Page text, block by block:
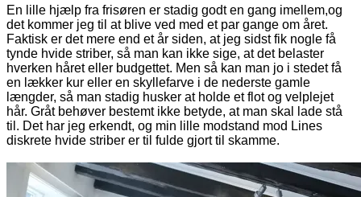
En lille hjælp fra frisøren er stadig godt en gang imellem,og
det kommer jeg til at blive ved med et par gange om året.
Faktisk er det mere end et år siden, at jeg sidst fik nogle få
tynde hvide striber, så man kan ikke sige, at det belaster
hverken håret eller budgettet. Men så kan man jo i stedet få
en lækker kur eller en skyllefarve i de nederste gamle
længder, så man stadig husker at holde et flot og velplejet
hår. Gråt behøver bestemt ikke betyde, at man skal lade stå
til. Det har jeg erkendt, og min lille modstand mod Lines
diskrete hvide striber er til fulde gjort til skamme.